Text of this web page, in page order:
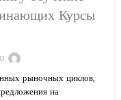
Курсы
рыночных циклов,
на...